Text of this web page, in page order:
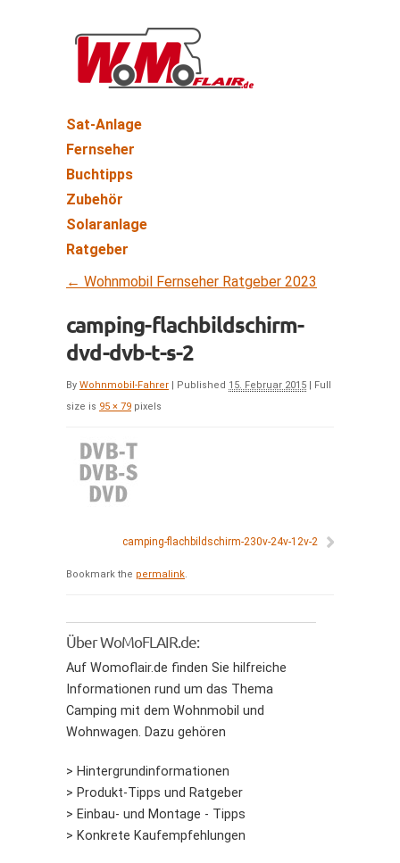
Sat-Anlage
Fernseher
Buchtipps
Zubehör
Solaranlage
Ratgeber
← Wohnmobil Fernseher Ratgeber 2023
camping-flachbildschirm-
dvd-dvb-t-s-2
By Wohnmobil-Fahrer | Published 15. Februar 2015 | Full
size is 95 × 79 pixels
camping-flachbildschirm-230v-24v-12v-2
Bookmark the permalink.
Über WoMoFLAIR.de:
Auf Womoflair.de finden Sie hilfreiche
Informationen rund um das Thema
Camping mit dem Wohnmobil und
Wohnwagen. Dazu gehören
> Hintergrundinformationen
> Produkt-Tipps und Ratgeber
> Einbau- und Montage - Tipps
> Konkrete Kaufempfehlungen